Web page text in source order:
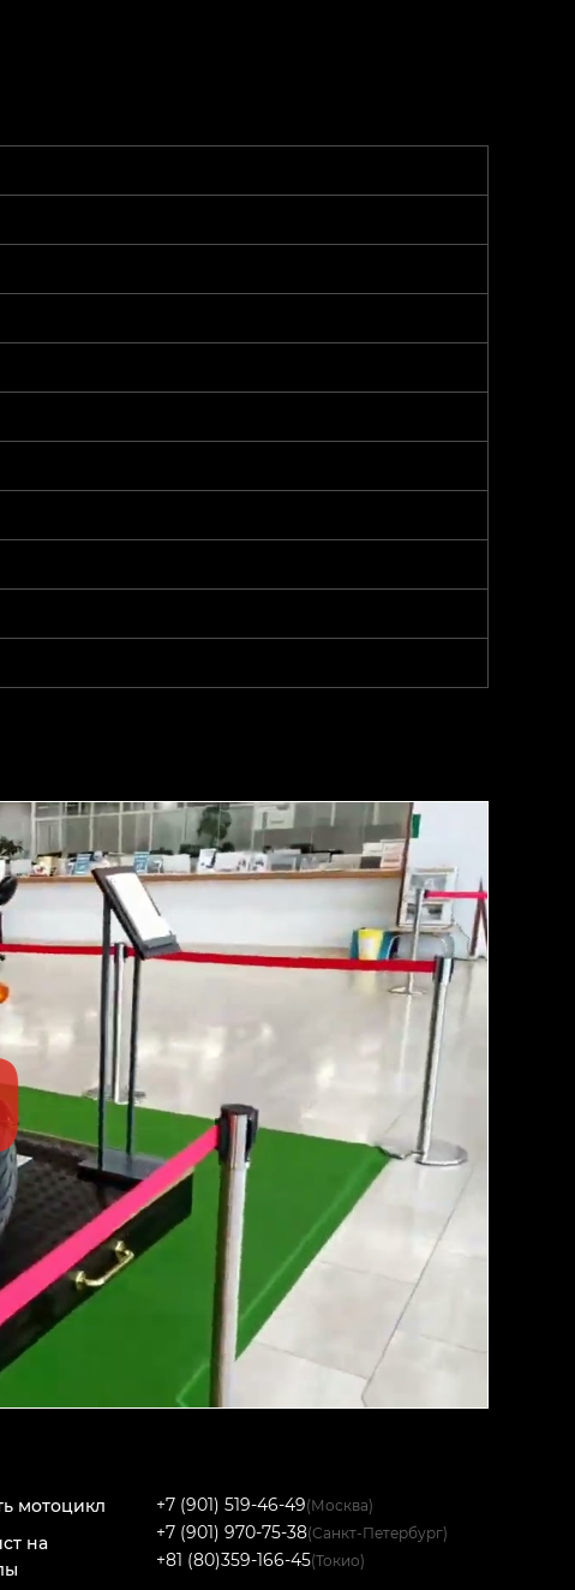
мотоцикл
на
+7 (901) 519-46-49(Москва)
+7 (901) 970-75-38(Санкт-Петербург)
+81 (80)359-166-45(Токио)